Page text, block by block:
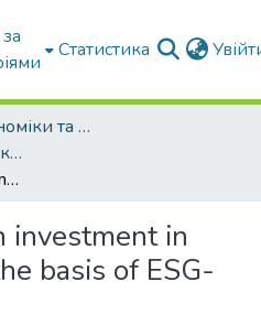
Статистика
Факультет Економіки та бізнесу
Кафедра Фінансів, обліку і оподаткування
Attracting foreign investment in agribusiness on the basis of ESG-integration
investment in
basis of ESG-